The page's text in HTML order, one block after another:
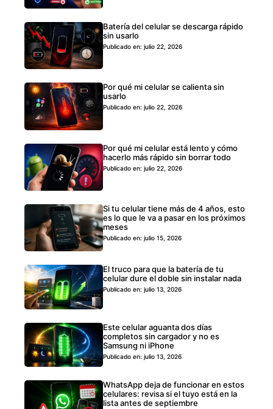
Batería del celular se descarga rápido
sin usarlo
Publicado en: julio 22, 2026
Por qué mi celular se calienta sin
usarlo
Publicado en: julio 22, 2026
Por qué mi celular está lento y cómo
hacerlo más rápido sin borrar todo
Publicado en: julio 22, 2026
Si tu celular tiene más de 4 años, esto
es lo que le va a pasar en los próximos
meses
Publicado en: julio 15, 2026
El truco para que la batería de tu
celular dure el doble sin instalar nada
Publicado en: julio 13, 2026
Este celular aguanta dos días
completos sin cargador y no es
Samsung ni iPhone
Publicado en: julio 13, 2026
WhatsApp deja de funcionar en estos
celulares: revisa si el tuyo está en la
lista antes de septiembre